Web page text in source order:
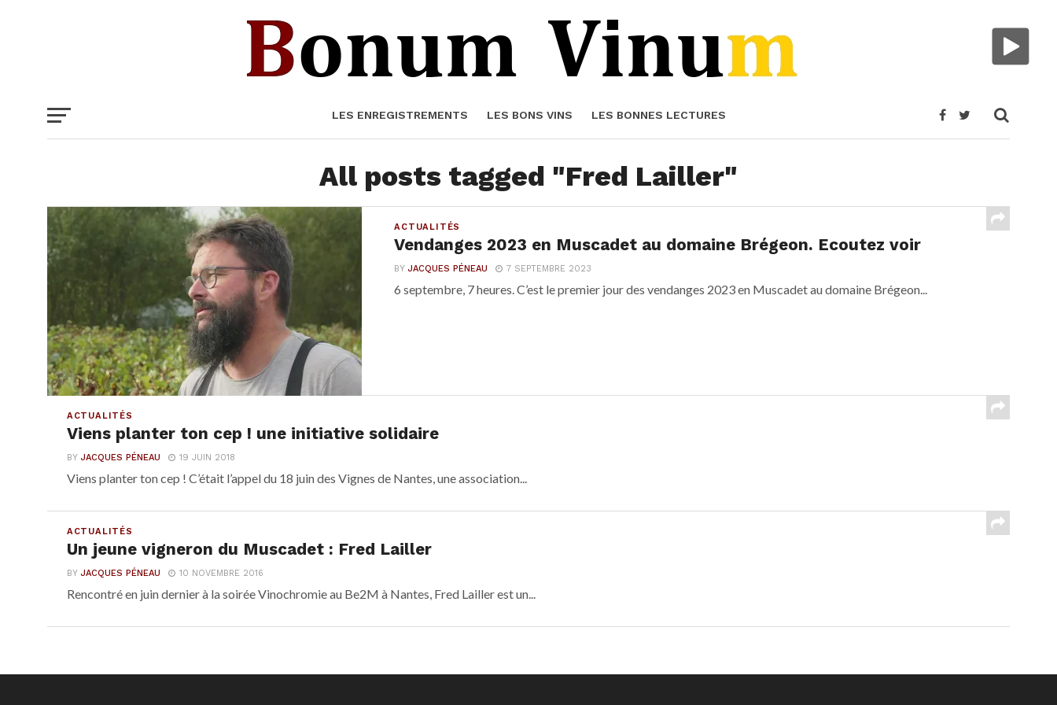
LES ENREGISTREMENTS LES BONS VINS LES BONNES LECTURES
All posts tagged "Fred Lailler"
ACTUALITÉS
Vendanges 2023 en Muscadet au domaine Brégeon. Ecoutez voir
BYJACQUES PÉNEAU 7 SEPTEMBRE 2023
6 septembre, 7 heures. C’est le premier jour des vendanges 2023 en Muscadet au domaine Brégeon...
ACTUALITÉS
Viens planter ton cep ! une initiative solidaire
BY JACQUES PÉNEAU 19 JUIN 2018
Viens planter ton cep ! C’était l’appel du 18 juin des Vignes de Nantes, une association...
ACTUALITÉS
Un jeune vigneron du Muscadet : Fred Lailler
BY JACQUES PÉNEAU 10 NOVEMBRE 2016
Rencontré en juin dernier à la soirée Vinochromie au Be2M à Nantes, Fred Lailler est un...